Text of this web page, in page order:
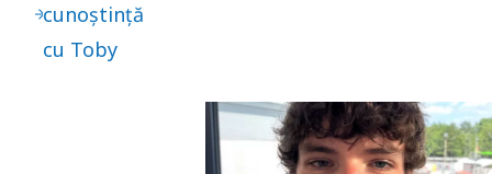
cunoștință
cu Toby